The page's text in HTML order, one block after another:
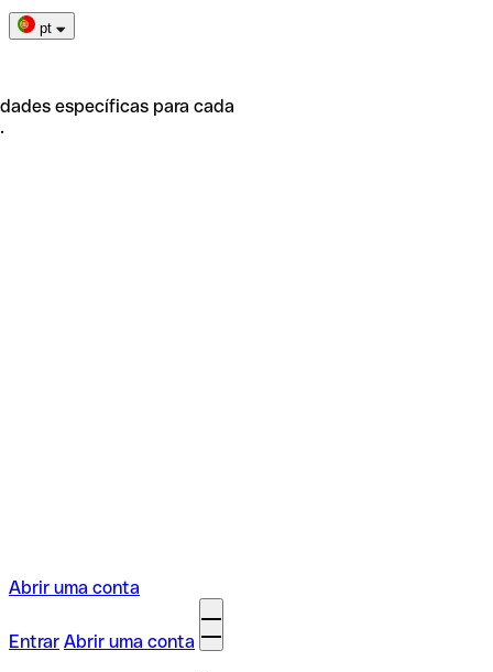
pt
específicas para cada
Abrir uma conta
Entrar Abrir uma conta